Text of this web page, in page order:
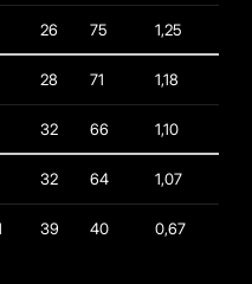
26 75 1,25
28 71 1,18
32 66 1,10
32 64 1,07
39 40 0,67